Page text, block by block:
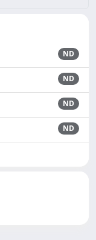
ND
ND
ND
ND